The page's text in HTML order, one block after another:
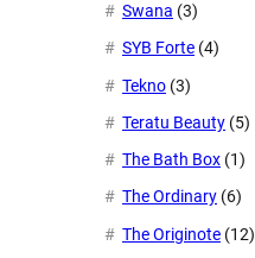
Swana (3)
SYB Forte (4)
Tekno (3)
Teratu Beauty (5)
The Bath Box (1)
The Ordinary (6)
The Originote (12)